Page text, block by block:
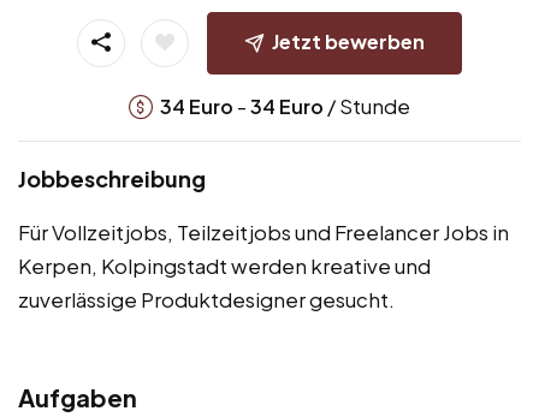
Jetzt bewerben
34 Euro -34 Euro / Stunde
Jobbeschreibung
Für Vollzeitjobs, Teilzeitjobs und Freelancer Jobs in
Kerpen, Kolpingstadt werden kreative und
zuverlässige Produktdesigner gesucht.
Aufgaben